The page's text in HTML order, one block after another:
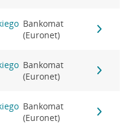
Bankomat
(Euronet)
Bankomat
(Euronet)
Bankomat
(Euronet)